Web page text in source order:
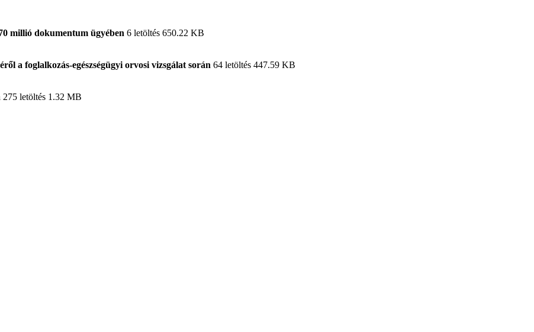
millió dokumentum ügyében 6 letöltés 650.22 KB
a foglalkozás-egészségügyi orvosi vizsgálat során 64 letöltés 447.59 KB
275 letöltés 1.32 MB